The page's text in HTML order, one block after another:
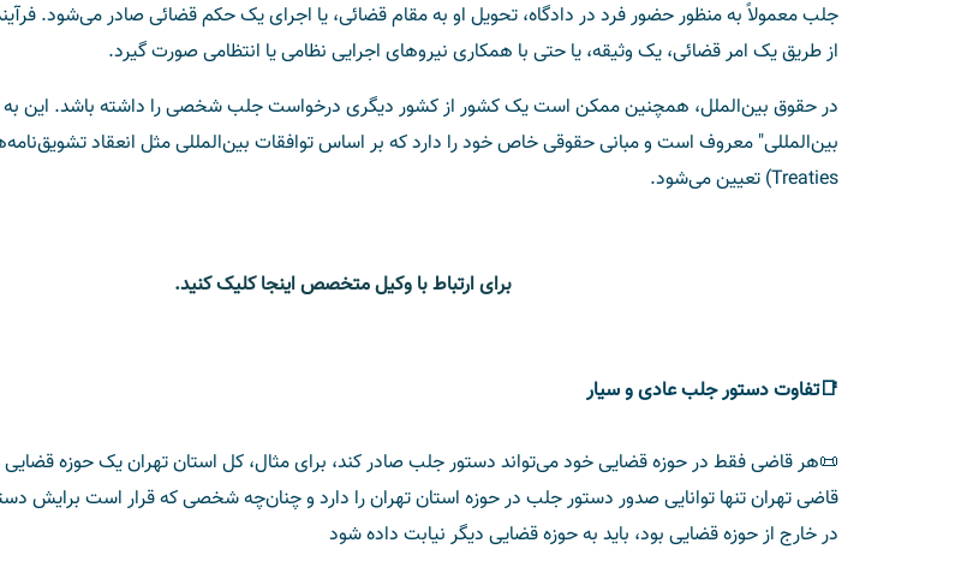
جلب معمولاً به منظور حضور فرد در دادگاه، تحویل او به مقام قضائی، یا اجرای یک حکم قضائی صادر می‌شود.
از طریق یک امر قضائی، یک وثیقه، یا حتی با همکاری نیروهای اجرایی نظامی یا انتظامی صورت گیرد.
در حقوق بین‌الملل، همچنین ممکن است یک کشور از کشور دیگری درخواست جلب شخصی را داشته باشد. این
Treaties) تعیین می‌شود.
برای ارتباط با وکیل متخصص اینجا کلیک کنید.
📑تفاوت دستور جلب عادی و سیار
📜هر قاضی فقط در حوزه قضایی خود می‌تواند دستور جلب صادر کند، برای مثال، کل استان تهران یک حوزه
قاضی تهران تنها توانایی صدور دستور جلب در حوزه استان تهران را دارد و چنان‌چه شخصی که قرار است برایش
در خارج از حوزه قضایی بود، باید به حوزه قضایی دیگر نیابت داده شود